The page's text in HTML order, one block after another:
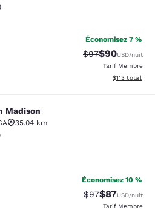
Bien. 235 commentaires
Économisez 7 %
Tarif barré :
$97Tarif réduit :
$90USD/nuit
Tarif Membre
Afficher les
$113 total
Madison
35.04 km
Très Bien. 212 commentaires
Économisez 10 %
Tarif barré :
$97Tarif réduit :
$87USD/nuit
Tarif Membre